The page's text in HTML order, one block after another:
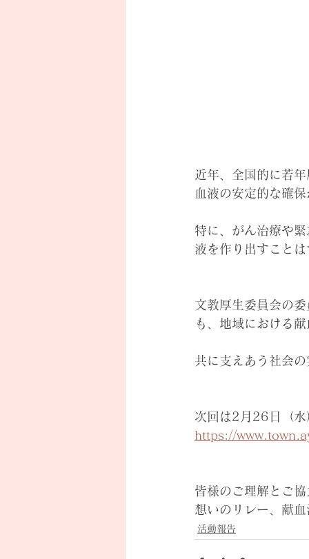
近年、全国的に若
血液の安定的な確
特に、がん治療や
液を作り出すこと
文教厚生委員会の
も、地域における
共に支えあう社会
次回は2月26日（水
https://
皆様のご理解とご
想いのリレー、献
活動報告